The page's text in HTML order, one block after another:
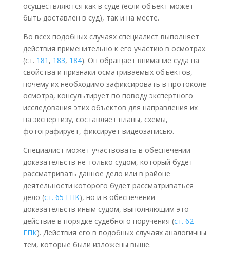
осуществляются как в суде (если объект может
быть доставлен в суд), так и на месте.
Во всех подобных случаях специалист выполняет
действия применительно к его участию в осмотрах
(ст. 181 , 183, 184). Он обращает внимание суда на
свойства и признаки осматриваемых объектов,
почему их необходимо зафиксировать в протоколе
осмотра, консультирует по поводу экспертного
исследования этих объектов для направления их
на экспертизу, составляет планы, схемы,
фотографирует, фиксирует видеозаписью.
Специалист может участвовать в обеспечении
доказательств не только судом, который будет
рассматривать данное дело или в районе
деятельности которого будет рассматриваться
дело (ст. 65 ГПК), но и в обеспечении
доказательств иным судом, выполняющим это
действие в порядке судебного поручения (ст. 62
ГПК). Действия его в подобных случаях аналогичны
тем, которые были изложены выше.